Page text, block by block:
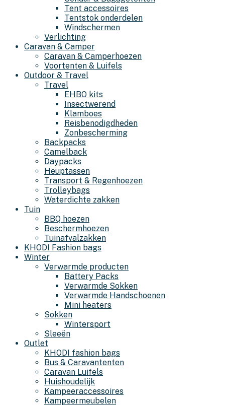
Tent accessoires
Tentstok onderdelen
Windschermen
Verlichting
Caravan & Camper
Caravan & Camperhoezen
Voortenten & Luifels
Outdoor & Travel
Travel
EHBO kits
Insectwerend
Klamboes
Reisbenodigdheden
Zonbescherming
Backpacks
Camelback
Daypacks
Heuptassen
Transport & Regenhoezen
Trolleybags
Waterdichte zakken
Tuin
BBQ hoezen
Beschermhoezen
Tuinafvalzakken
KHODI Fashion bags
Winter
Verwarmde producten
Battery Packs
Verwarmde Sokken
Verwarmde Handschoenen
Mini heaters
Sokken
Wintersport
Sleeën
Outlet
KHODI fashion bags
Bus & Caravantenten
Caravan Luifels
Huishoudelijk
Kampeeraccessoires
Kampeermeubelen